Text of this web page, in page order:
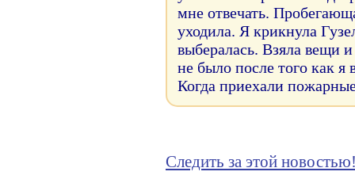
мне отвечать.
уходила. Я крикнула
выбералась. Взяла вещи
не было после того как я
Когда приехали
Следить за этой